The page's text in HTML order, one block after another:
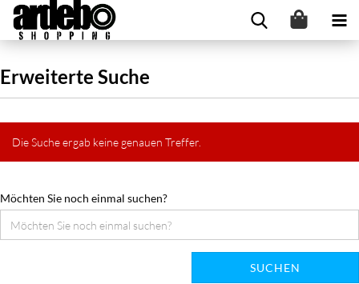
Erweiterte Suche
Die Suche ergab keine genauen Treffer.
Möchten Sie noch einmal suchen?
SUCHEN